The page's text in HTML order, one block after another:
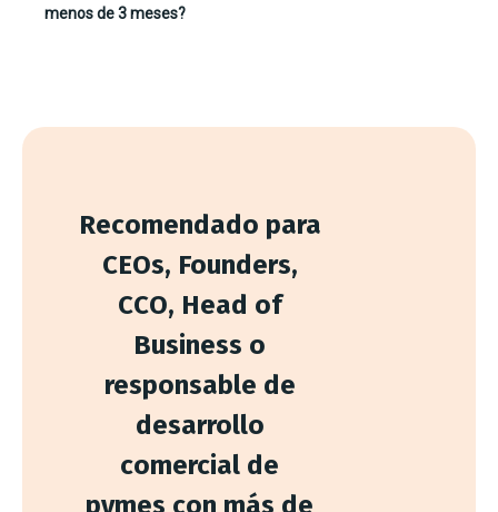
menos de 3 meses?
Recomendado para
CEOs, Founders,
CCO, Head of
Business o
responsable de
desarrollo
comercial de
pymes con más de